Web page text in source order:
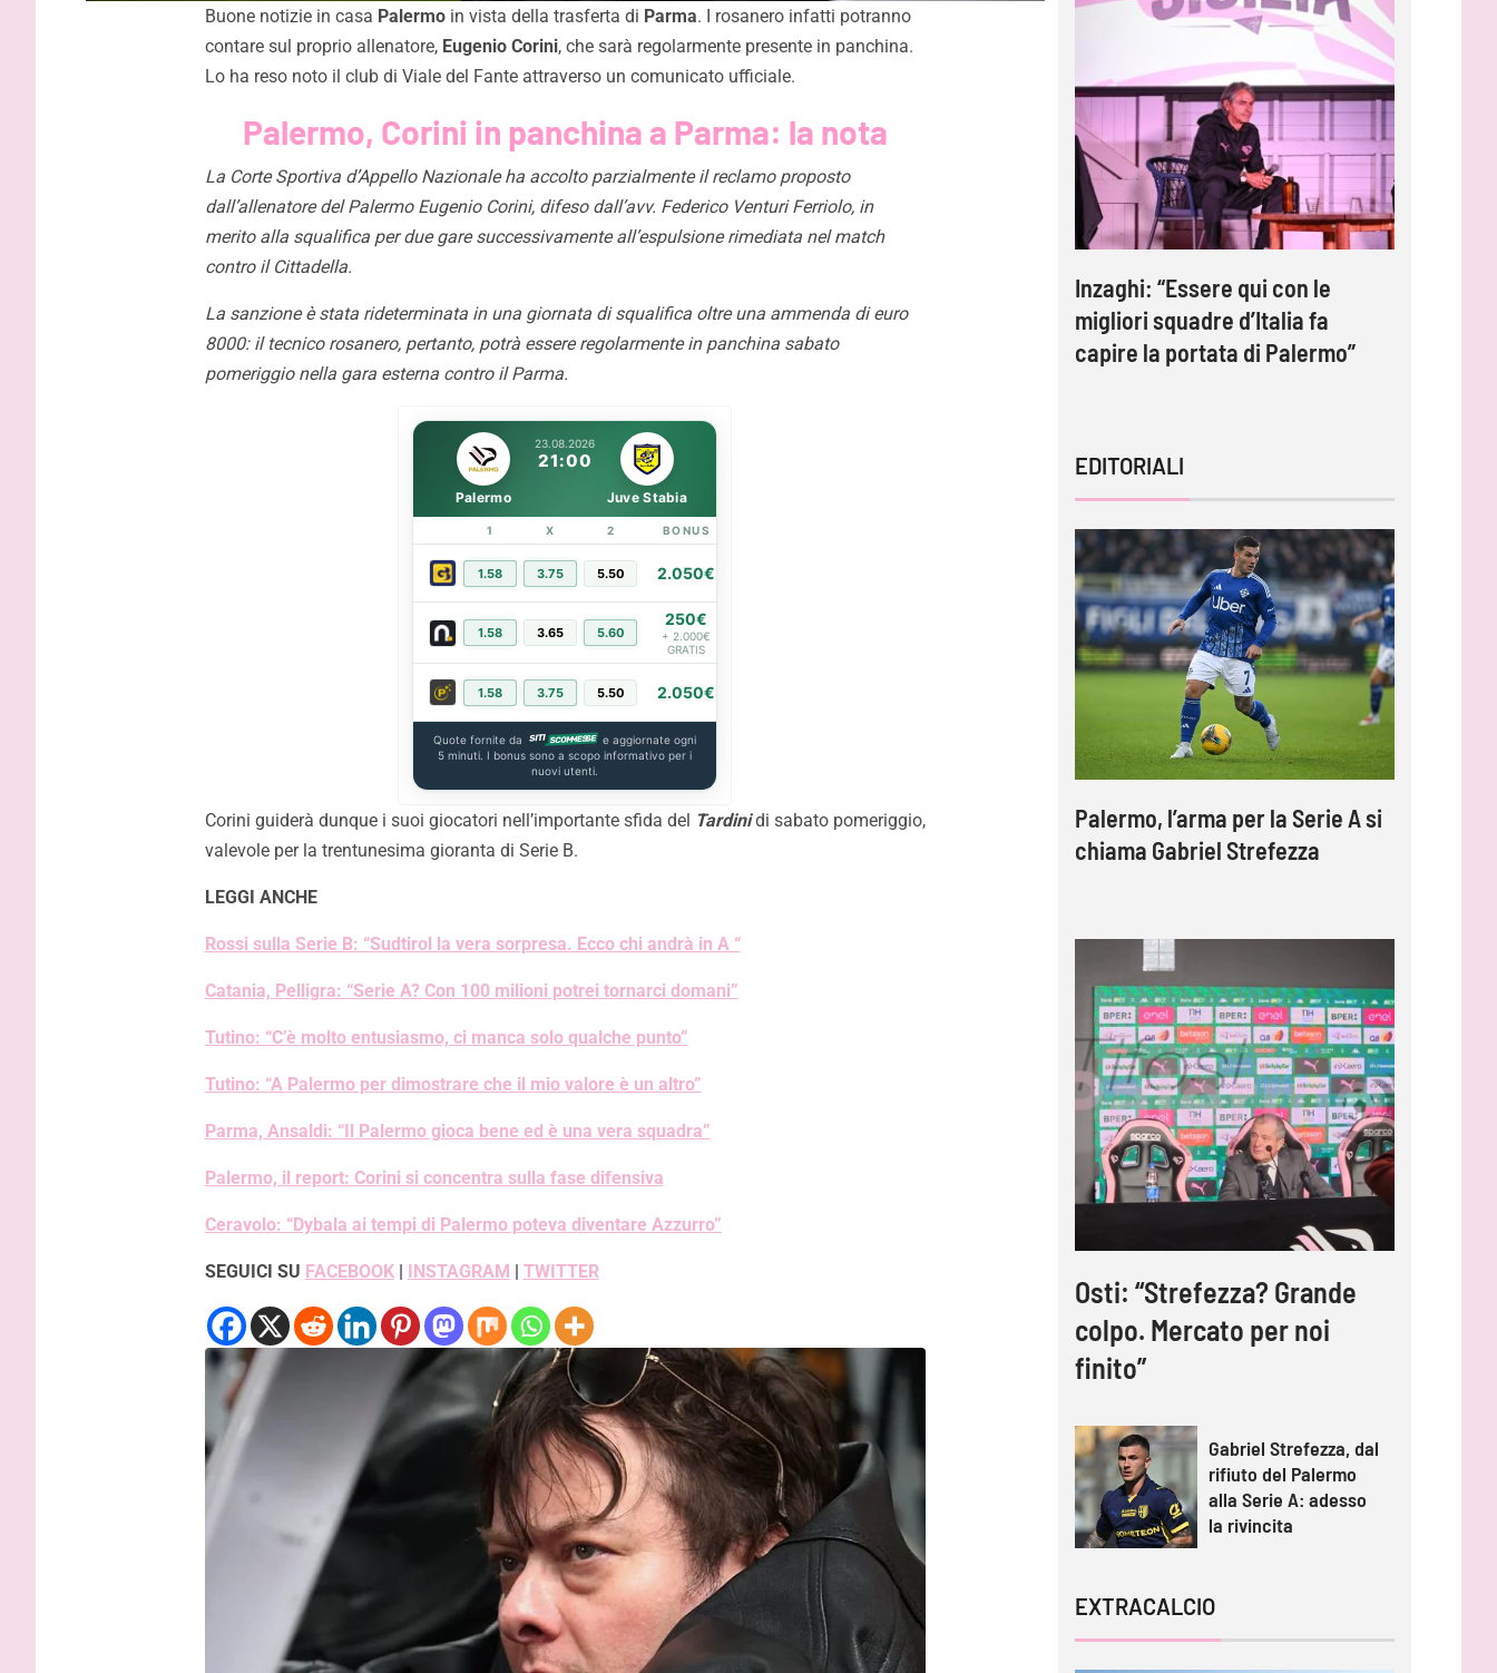
Buone notizie in casa Palermoin vista della trasferta di Parma. I rosanero infatti potranno
contare sul proprio allenatore, Eugenio Corini, che sarà regolarmente presente in panchina.
Lo ha reso noto il club di Viale del Fante attraverso un comunicato ufficiale.
Palermo, Corini in panchina a Parma: la nota
La Corte Sportiva d’Appello Nazionale ha accolto parzialmente il reclamo proposto
dall’allenatore del Palermo Eugenio Corini, difeso dall’avv. Federico Venturi Ferriolo, in
merito alla squalifica per due gare successivamente all’espulsione rimediata nel match
contro il Cittadella.
La sanzione è stata rideterminata in una giornata di squalifica oltre una ammenda di euro
8000: il tecnico rosanero, pertanto, potrà essere regolarmente in panchina sabato
pomeriggio nella gara esterna contro il Parma.
23.08.2026
21:00
Palermo Juve Stabia
1 X 2 BONUS
1.58 3.75 5.50 2.050€
1.58 3.65 5.60
250€
+ 2.000€
GRATIS
1.58 3.75 5.50 2.050€
Quote fornite da
e aggiornate ogni
5 minuti. I bonus sono a scopo informativo per i
nuovi utenti.
Corini guiderà dunque i suoi giocatori nell’importante sfida del Tardinidi sabato pomeriggio,
valevole per la trentunesima gioranta di Serie B.
LEGGI ANCHE
Rossi sulla Serie B: “Sudtirol la vera sorpresa. Ecco chi andrà in A “
Catania, Pelligra: “Serie A? Con 100 milioni potrei tornarci domani”
Tutino: “C’è molto entusiasmo, ci manca solo qualche punto”
Tutino: “A Palermo per dimostrare che il mio valore è un altro”
Parma, Ansaldi: “Il Palermo gioca bene ed è una vera squadra”
Palermo, il report: Corini si concentra sulla fase difensiva
Ceravolo: “Dybala ai tempi di Palermo poteva diventare Azzurro”
SEGUICI SU FACEBOOK| INSTAGRAM | TWITTER
migliori squadre d’Italia fa
capire la portata di Palermo”
protagonisti. Con i tifosi nulla è
impossibile”
Strefezza è rosanero. Il
comunicato
Inzaghi: “Essere qui con le
migliori squadre d’Italia fa
capire la portata di Palermo”
EDITORIALI
Palermo, l’arma per la Serie A si
chiama Gabriel Strefezza
Osti: “Strefezza? Grande
colpo. Mercato per noi
finito”
Gabriel Strefezza, dal
rifiuto del Palermo
alla Serie A: adesso
la rivincita
EXTRACALCIO